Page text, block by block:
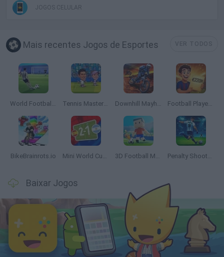
JOGOS CELULAR
Mais recentes Jogos de Esportes
World Football Champions Tennis Masters 2026 Downhill Mayhem Football Player's Path Simulator
BikeBrainrots.io Mini World Cup 2026 3D Football Mania Penalty Shooter: Soccer Cup 2026
Baixar Jogos